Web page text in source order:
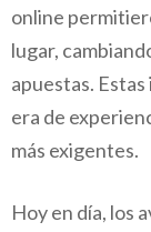
online
lugar,
apuestas.
era de
más exigentes.
Hoy en día, los